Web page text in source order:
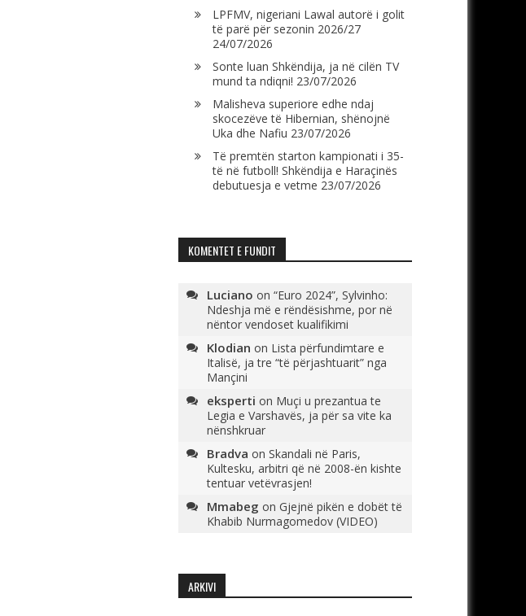
LPFMV, nigeriani Lawal autorë i golit
të parë për sezonin 2026/27
24/07/2026
Sonte luan Shkëndija, ja në cilën TV
mund ta ndiqni! 23/07/2026
Malisheva superiore edhe ndaj
skocezëve të Hibernian, shënojnë
Uka dhe Nafiu 23/07/2026
Të premtën starton kampionati i 35-
të në futboll! Shkëndija e Haraçinës
debutuesja e vetme 23/07/2026
KOMENTET E FUNDIT
Luciano on “Euro 2024”, Sylvinho:
Ndeshja më e rëndësishme, por në
nëntor vendoset kualifikimi
Klodian on Lista përfundimtare e
Italisë, ja tre “të përjashtuarit” nga
Mançini
eksperti on Muçi u prezantua te
Legia e Varshavës, ja për sa vite ka
nënshkruar
Bradva on Skandali në Paris,
Kultesku, arbitri që në 2008-ën kishte
tentuar vetëvrasjen!
Mmabeg on Gjejnë pikën e dobët të
Khabib Nurmagomedov (VIDEO)
ARKIVI